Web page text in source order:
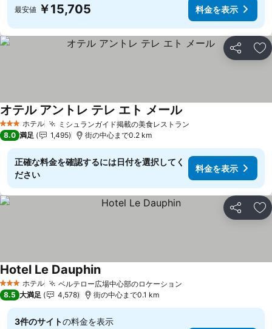
最安値 ￥15,705 料金を表示
シェア お
3 ホテルのランク
ホテル ミシュランガイド掲載の美食レストラン
オテル アントレ テレ エト メール
8.0 満足 1,495 街の中心まで0.2 km
正確な料金を確認するには日付を選択してく
ださい
料金を表示
シェア お
3 ホテルのランク
ホテル ベルテロー広場中心部のロケーション
Hotel Le Dauphin料金を表示
8.5 大満足 4,578 街の中心まで0.1 km
3件のサイトの料金を表示